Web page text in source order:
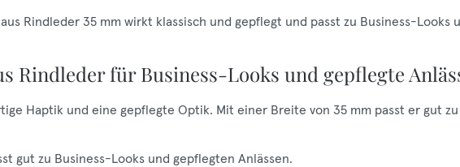
Rindleder 35 mm wirkt klassisch und gepflegt und passt zu Business-Looks
Rindleder für Business-Looks und gepflegte
Haptik und eine gepflegte Optik. Mit einer Breite von 35 mm passt er gut zu
gut zu Business-Looks und gepflegten Anlässen.